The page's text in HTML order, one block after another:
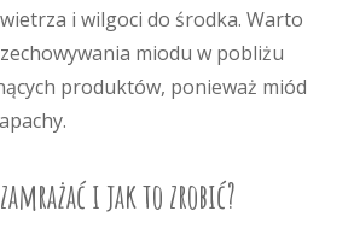
i wilgoci do środka. Warto
miodu w pobliżu
produktów, ponieważ miód
i jak to zrobić?